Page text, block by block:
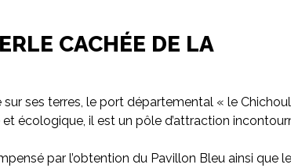
CACHÉE DE LA
ses terres, le port départemental « le
écologique, il est un pôle d’attraction
par l’obtention du Pavillon Bleu ainsi que